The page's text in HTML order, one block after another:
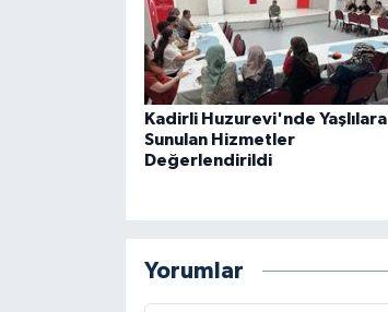
Kadirli Huzurevi'nde Yaşlılara
Sunulan Hizmetler
Değerlendirildi
Yorumlar